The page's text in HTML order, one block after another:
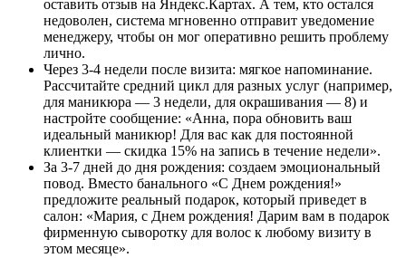
оставить отзыв на Яндекс.Картах. А тем, кто остался
недоволен, система мгновенно отправит уведомение
менеджеру, чтобы он мог оперативно решить проблему
лично.
Через 3-4 недели после визита: мягкое напоминание.
Рассчитайте средний цикл для разных услуг (например,
для маникюра — 3 недели, для окрашивания — 8) и
настройте сообщение: «Анна, пора обновить ваш
идеальный маникюр! Для вас как для постоянной
клиентки — скидка 15% на запись в течение недели».
За 3-7 дней до дня рождения: создаем эмоциональный
повод. Вместо банального «С Днем рождения!»
предложите реальный подарок, который приведет в
салон: «Мария, с Днем рождения! Дарим вам в подарок
фирменную сыворотку для волос к любому визиту в
этом месяце».